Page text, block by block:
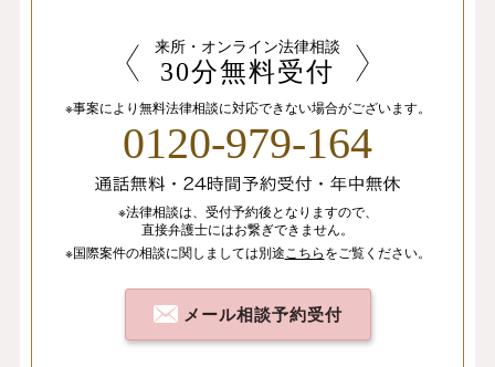
来所・オンライン法律相談
30分無料受付
※事案により無料法律相談に対応できない場合がございます。
0120-979-164
※法律相談は、 受付予約後となりますので、
直接弁護士にはお繋ぎできません。
※国際案件の相談に関しましては別途こちらをご覧ください。
メール相談予約受付